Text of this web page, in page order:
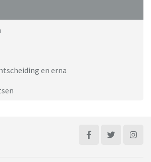
en erna